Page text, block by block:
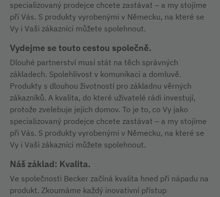
specializovaný prodejce chcete zastávat – a my stojíme
při Vás. S produkty vyrobenými v Německu, na které se
Vy i Vaši zákazníci můžete spolehnout.
Vydejme se touto cestou společně.
Dlouhé partnerství musí stát na těch správných
základech. Spolehlivost v komunikaci a domluvě.
Produkty s dlouhou životností pro základnu věrných
zákazníků. A kvalita, do které uživatelé rádi investují,
protože zvelebuje jejich domov. To je to, co Vy jako
specializovaný prodejce chcete zastávat – a my stojíme
při Vás. S produkty vyrobenými v Německu, na které se
Vy i Vaši zákazníci můžete spolehnout.
Náš základ: Kvalita.
Ve společnosti Becker začíná kvalita hned při nápadu na
produkt. Zkoumáme každý inovativní přístup